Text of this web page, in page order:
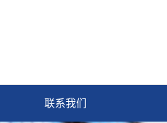
联系我们